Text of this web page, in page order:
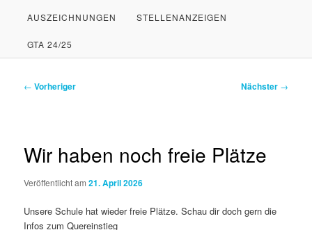
PRIMÄREN
INHALT
SPRINGEN
SEKUNDÄREN
INHALT
SPRINGEN
AUSZEICHNUNGEN STELLENANZEIGEN
GTA 24/25
Beitragsnavigation
← Vorheriger Nächster →
Wir haben noch freie Plätze
Veröffentlicht am21. April 2026
Unsere Schule hat wieder freie Plätze. Schau dir doch gern die
Infos zum Quereinstieg